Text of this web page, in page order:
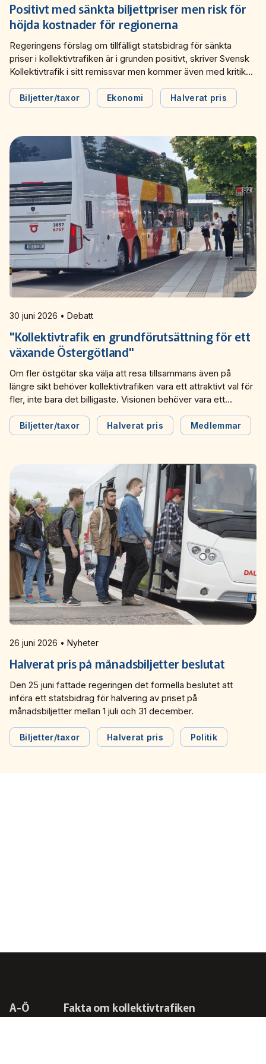
Miljö­nätverket 2022
Tillgänglighets­nätverket 2025
Tillgänglighets­nätverket 2024
Tillgänglighets­nätverket 2023
Tillgänglighets­nätverket 2022
Trafikutvecklar­nätverket 2026
Trafikutvecklar­nätverket 2025
Trafikutvecklar­nätverket 2024
Trafikutvecklar­nätverket 2023
Trygghets­nätverket
Trygghets­nätverket 2026
Trygghets­nätverket 2025
Trygghets­nätverket 2024
Trygghets­nätverket 2022
Positivt med sänkta biljettpriser men risk för
höjda kostnader för regionerna
Regeringens förslag om tillfälligt statsbidrag för sänkta
priser i kollektivtrafiken är i grunden positivt, skriver Svensk
Kollektivtrafik i sitt remissvar men kommer även med kritik
hela risken för utökade kostnader.
Biljetter/taxor Ekonomi Halverat pris
30 juni 2026 • Debatt
"Kollektivtrafik en grundförutsättning för ett
växande Östergötland"
Om fler östgötar ska välja att resa tillsammans även på
längre sikt behöver kollektivtrafiken vara ett attraktivt val för
fler, inte bara det billigaste. Visionen behöver vara ett
Östgötatrafiken i en debattartikel i Östgöta
Correspondenten.
Biljetter/taxor Halverat pris Medlemmar
26 juni 2026 • Nyheter
Halverat pris på månadsbiljetter beslutat
Den 25 juni fattade regeringen det formella beslutet att
införa ett statsbidrag för halvering av priset på
månadsbiljetter mellan 1 juli och 31 december.
Biljetter/taxor Halverat pris Politik
A-Ö Fakta om kollektivtrafiken